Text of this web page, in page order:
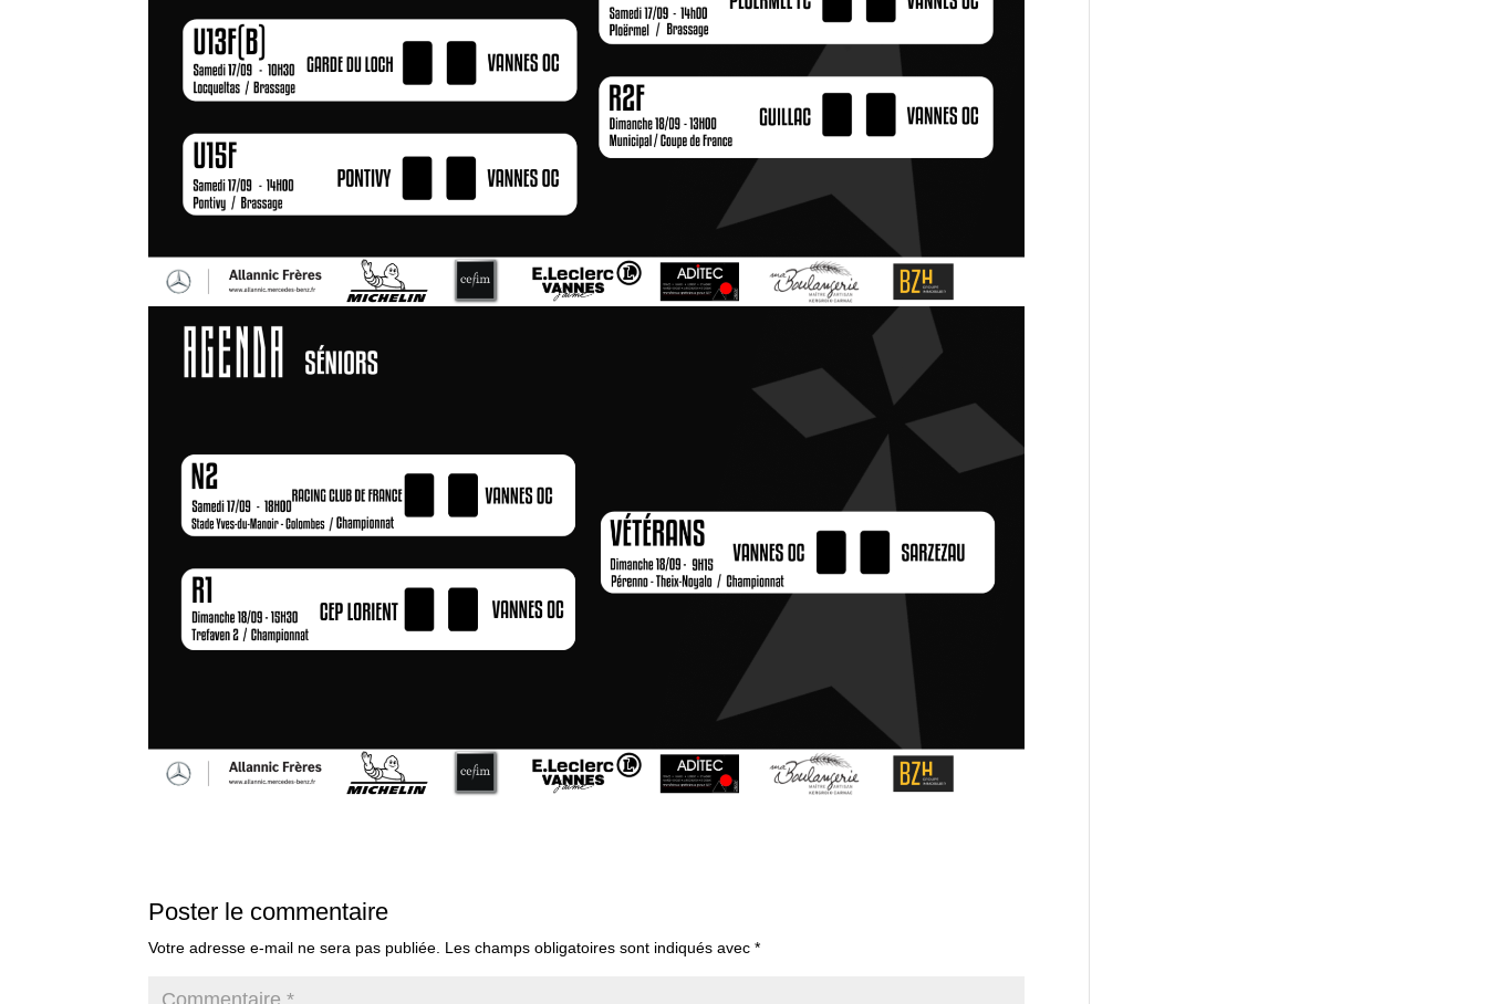
Poster le commentaire
Votre adresse e-mail ne sera pas publiée. Les champs obligatoires sont indiqués avec*